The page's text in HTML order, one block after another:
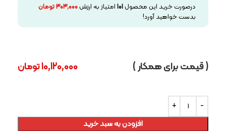
درصورت خرید این محصول101 امتیاز به ارزش303,000تومان
بدست خواهید آورد!
( قیمت برای همکار ) 10,120,000تومان
افزودن به سبد خرید